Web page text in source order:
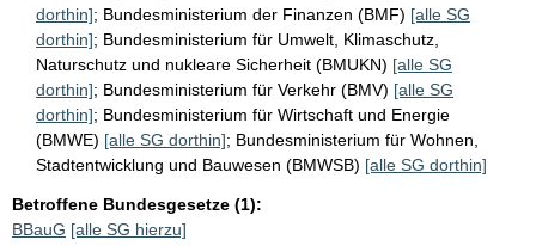
dorthin]; Bundesministerium der Finanzen (BMF) [alle SG
dorthin]; Bundesministerium für Umwelt, Klimaschutz,
Naturschutz und nukleare Sicherheit (BMUKN) [alle SG
dorthin]; Bundesministerium für Verkehr (BMV) [alle SG
dorthin]; Bundesministerium für Wirtschaft und Energie
(BMWE) [alle SG dorthin]; Bundesministerium für Wohnen,
Stadtentwicklung und Bauwesen (BMWSB) [alle SG dorthin]
Betroffene Bundesgesetze (1):
BBauG [alle SG hierzu]